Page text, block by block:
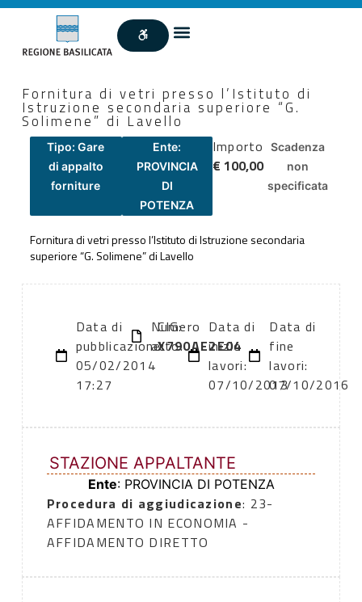
Fornitura di vetri presso l’Istituto di
Istruzione secondaria superiore “G.
Solimene” di Lavello
Tipo: Gare
di appalto
forniture
Ente:
PROVINCIA
DI
POTENZA
Importo
€ 100,00
Scadenza
non
specificata
Fornitura di vetri presso l’Istituto di Istruzione secondaria
superiore “G. Solimene” di Lavello
Data di
pubblicazione:
05/02/2014
17:27
Numero
atto:
CIG:
X790AE2E04
Data di
inizio
lavori:
07/10/2013
Data di
fine
lavori:
07/10/2016
STAZIONE APPALTANTE
Ente: PROVINCIA DI POTENZA
Procedura di aggiudicazione: 23-
AFFIDAMENTO IN ECONOMIA -
AFFIDAMENTO DIRETTO